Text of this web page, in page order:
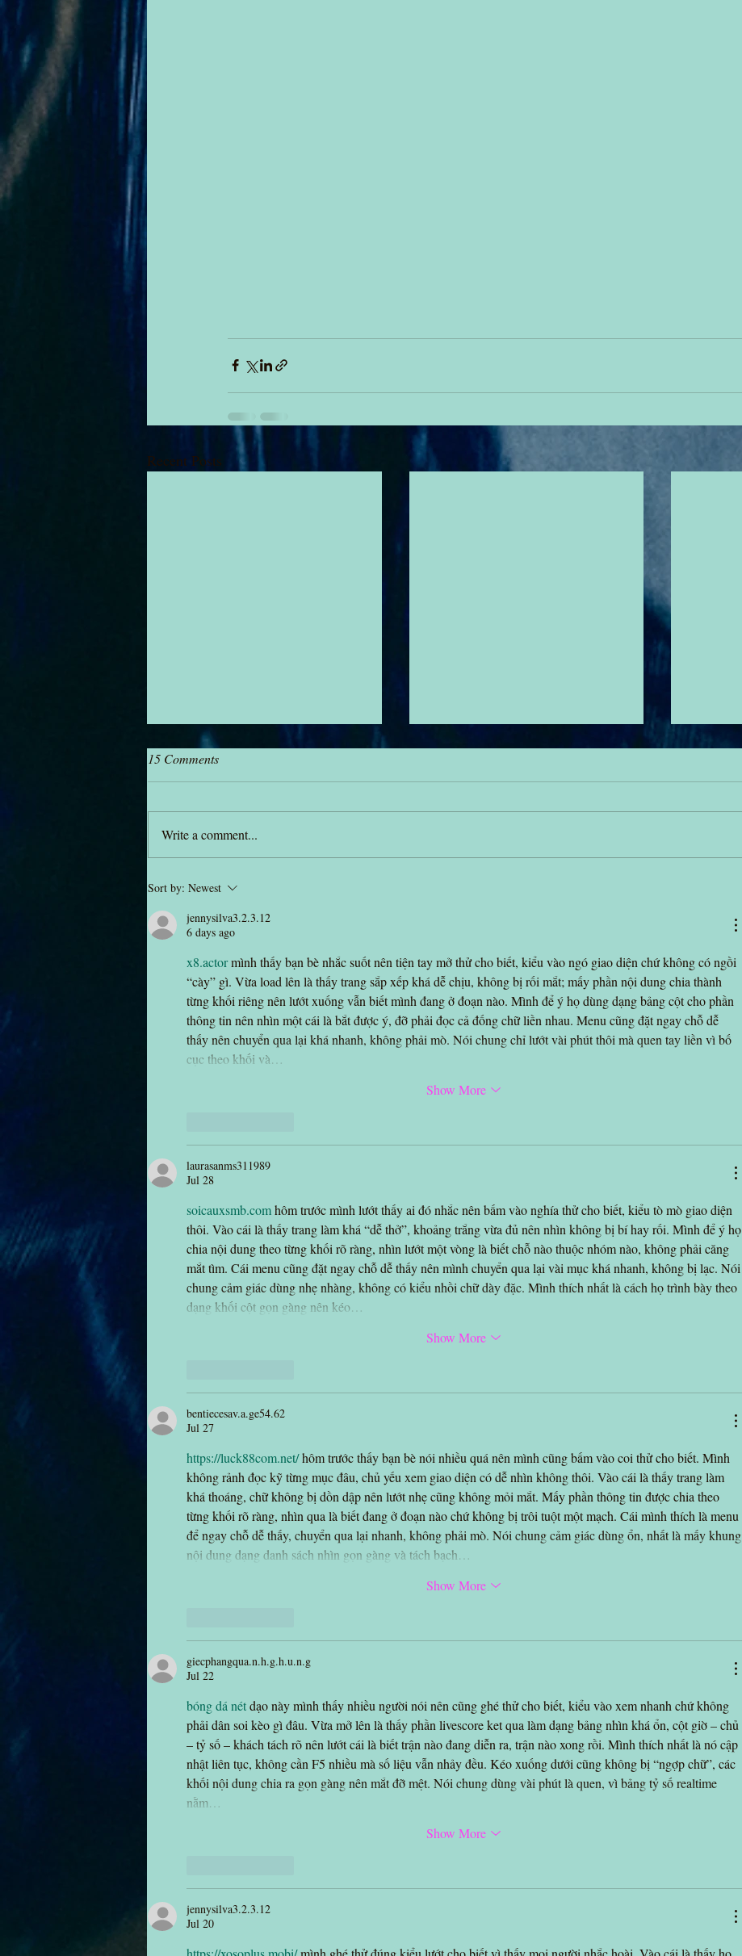
Recent Posts
15 Comments
Write a comment...
Sort by: Newest
jennysilva3.2.3.12
6 days ago
x8.actor mình thấy bạn bè nhắc suốt nên tiện tay mở thử cho biết, kiểu vào ngó giao diện chứ không có ngồi
“cày” gì. Vừa load lên là thấy trang sắp xếp khá dễ chịu, không bị rối mắt; mấy phần nội dung chia thành
từng khối riêng nên lướt xuống vẫn biết mình đang ở đoạn nào. Mình để ý họ dùng dạng bảng cột cho phần
thông tin nên nhìn một cái là bắt được ý, đỡ phải đọc cả đống chữ liền nhau. Menu cũng đặt ngay chỗ dễ
thấy nên chuyển qua lại khá nhanh, không phải mò. Nói chung chỉ lướt vài phút thôi mà quen tay liền vì bố
cục theo khối và…
Show More
laurasanms311989
Jul 28
soicauxsmb.com hôm trước mình lướt thấy ai đó nhắc nên bấm vào nghía thử cho biết, kiểu tò mò giao diện
thôi. Vào cái là thấy trang làm khá “dễ thở”, khoảng trắng vừa đủ nên nhìn không bị bí hay rối. Mình để ý họ
chia nội dung theo từng khối rõ ràng, nhìn lướt một vòng là biết chỗ nào thuộc nhóm nào, không phải căng
mắt tìm. Cái menu cũng đặt ngay chỗ dễ thấy nên mình chuyển qua lại vài mục khá nhanh, không bị lạc. Nói
chung cảm giác dùng nhẹ nhàng, không có kiểu nhồi chữ dày đặc. Mình thích nhất là cách họ trình bày theo
dạng khối cột gọn gàng nên kéo…
Show More
bentiecesav.a.ge54.62
Jul 27
https://luck88com.net/ hôm trước thấy bạn bè nói nhiều quá nên mình cũng bấm vào coi thử cho biết. Mình
không rảnh đọc kỹ từng mục đâu, chủ yếu xem giao diện có dễ nhìn không thôi. Vào cái là thấy trang làm
khá thoáng, chữ không bị dồn dập nên lướt nhẹ cũng không mỏi mắt. Mấy phần thông tin được chia theo
từng khối rõ ràng, nhìn qua là biết đang ở đoạn nào chứ không bị trôi tuột một mạch. Cái mình thích là menu
để ngay chỗ dễ thấy, chuyển qua lại nhanh, không phải mò. Nói chung cảm giác dùng ổn, nhất là mấy khung
nội dung dạng danh sách nhìn gọn gàng và tách bạch…
Show More
giecphangqua.n.h.g.h.u.n.g
Jul 22
bóng dá nét dạo này mình thấy nhiều người nói nên cũng ghé thử cho biết, kiểu vào xem nhanh chứ không
phải dân soi kèo gì đâu. Vừa mở lên là thấy phần livescore ket qua làm dạng bảng nhìn khá ổn, cột giờ – chủ
– tỷ số – khách tách rõ nên lướt cái là biết trận nào đang diễn ra, trận nào xong rồi. Mình thích nhất là nó cập
nhật liên tục, không cần F5 nhiều mà số liệu vẫn nhảy đều. Kéo xuống dưới cũng không bị “ngợp chữ”, các
khối nội dung chia ra gọn gàng nên mắt đỡ mệt. Nói chung dùng vài phút là quen, vì bảng tỷ số realtime
nằm…
Show More
jennysilva3.2.3.12
Jul 20